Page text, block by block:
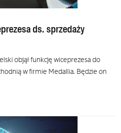
ds. sprzedaży
objął funkcję wiceprezesa do
w firmie Medallia. Będzie on